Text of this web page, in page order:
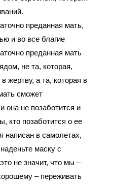
преданная мать,
и во все благие
преданная мать
не та, которая,
жертву, а та, которая в
сможет
она не позаботится и
кто позаботится о ее
написан в самолетах,
маску с
не значит, что мы –
– переживать